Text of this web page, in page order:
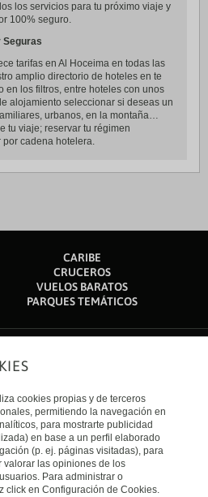
los servicios para tu próximo viaje y
100% seguro.
Seguras
tarifas en Al Hoceima en todas las
amplio directorio de hoteles en te
en los filtros, entre hoteles con unos
alojamiento seleccionar si deseas un
urbanos, en la montaña…
tu viaje; reservar tu régimen
cadena hotelera.
CARIBE
CRUCEROS
VUELOS BARATOS
PARQUES TEMÁTICOS
cookies propias y de terceros
permitiendo la navegación en
para mostrarte publicidad
en base a un perfil elaborado
(p. ej. páginas visitadas), para
valorar las opiniones de los
Para administrar o
click en Configuración de Cookies.